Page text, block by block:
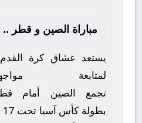
مباراة الصين و قطر
يستعد عشاق كرة
لمتابعة
تجمع الصين أمام
بطولة كأس آسيا تحت 17 سنة